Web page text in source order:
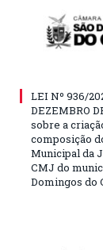
LEI Nº 936/
DEZEMBRO
sobre a
composição
Municipal da
CMJ do
Domingos do